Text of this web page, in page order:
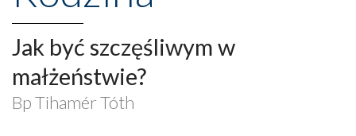
Jak być szczęśliwym w
małżeństwie?
Bp Tihamér Tóth